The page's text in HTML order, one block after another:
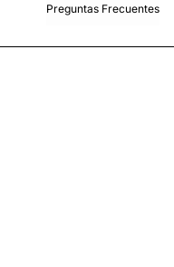
Preguntas Frecuentes